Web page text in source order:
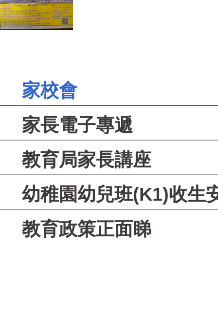
家校會
家長電子專遞
教育局家長講座
幼稚園幼兒班(K1)收生
教育政策正面睇